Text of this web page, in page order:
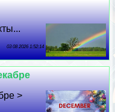
03 08 2026 1:52:14
>